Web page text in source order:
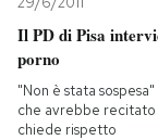
Il PD di Pisa
porno
"Non è stata
che avrebbe recitato
chiede rispetto